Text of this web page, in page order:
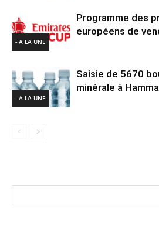
- A LA UNE
Programme des
européens de
- A LA UNE
Saisie de 5670
minérale à